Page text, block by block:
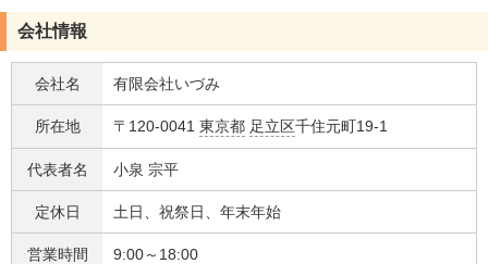
会社情報
会社名 有限会社いづみ
所在地 〒120-0041 東京都 足立区千住元町19-1
代表者名 小泉 宗平
定休日 土日、祝祭日、年末年始
営業時間 9:00～18:00